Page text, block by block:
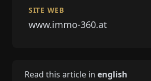
SITE WEB
www.immo-360.at
Read this article in english